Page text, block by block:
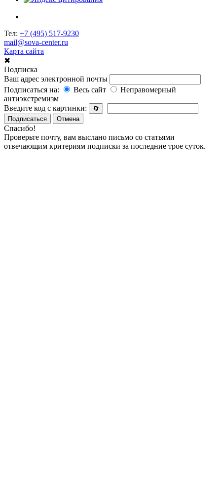
Тел: +7 (495) 517-9230
mail@sova-center.ru
Карта сайта
✖
Подписка
Ваш адрес электронной почты
Подписаться на:
Весь сайт
Неправомерный
антиэкстремизм
Введите код с картинки:
🔄
Подписаться
Отмена
Спасибо!
Проверьте почту, вам выслано письмо со статьями
отвечающим критериям подписки за последние трое суток.